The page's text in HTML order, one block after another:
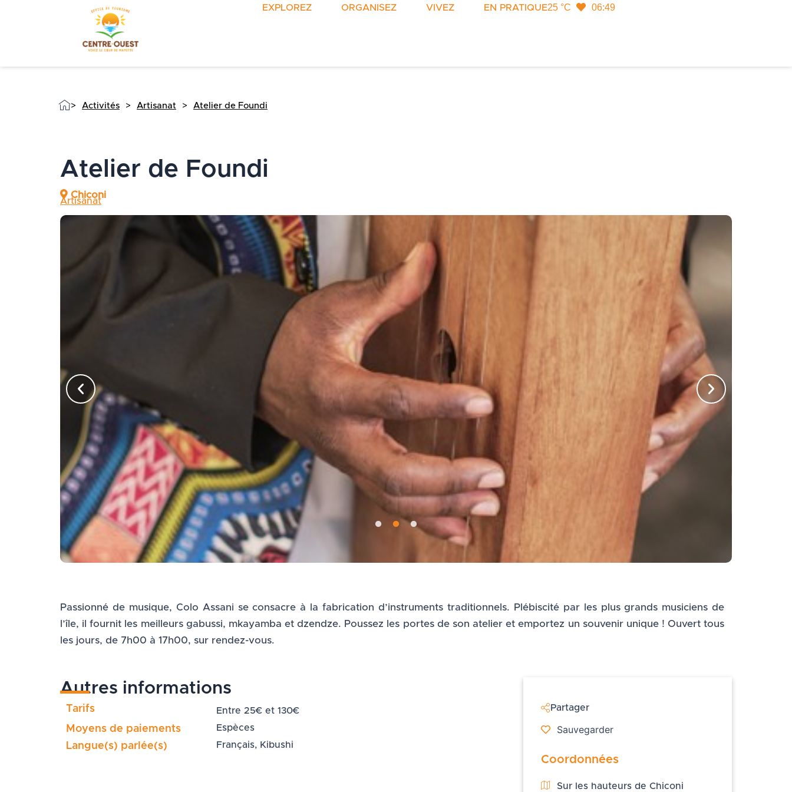
EXPLOREZ ORGANISEZ VIVEZ EN PRATIQUE25 °C 06:49
> Activités > Artisanat > Atelier de Foundi
Atelier de Foundi
Chiconi
Artisanat
Passionné de musique, Colo Assani se consacre à la fabrication d’instruments traditionnels. Plébiscité par les plus grands musiciens de
l’île, il fournit les meilleurs gabussi, mkayamba et dzendze. Poussez les portes de son atelier et emportez un souvenir unique ! Ouvert tous
les jours, de 7h00 à 17h00, sur rendez-vous.
Autres informations
Tarifs Entre 25€ et 130€
Moyens de paiements Espèces
Langue(s) parlée(s) Français, Kibushi
Partager
Sauvegarder
Coordonnées
Sur les hauteurs de Chiconi